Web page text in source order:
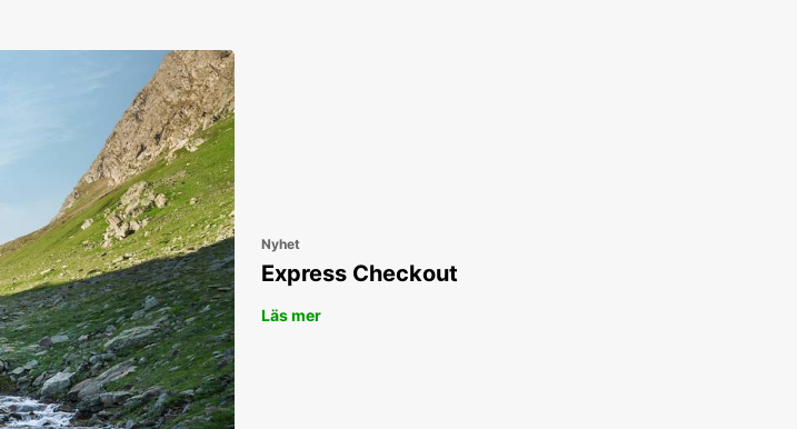
Nyhet
Express Checkout
Läs mer